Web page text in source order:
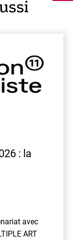
: la
avec
ART